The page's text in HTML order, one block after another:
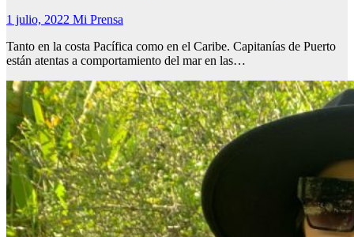
1 julio, 2022 Mi Prensa
Tanto en la costa Pacífica como en el Caribe. Capitanías de Puerto
están atentas a comportamiento del mar en las…